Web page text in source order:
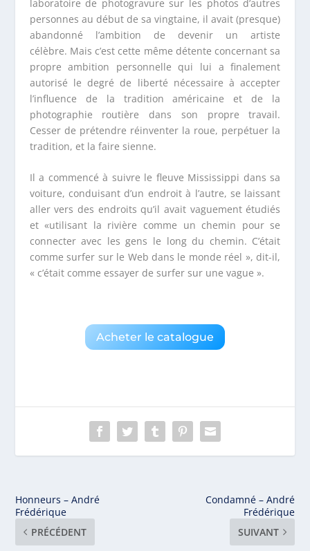
laboratoire de photogravure sur les photos d’autres
personnes au début de sa vingtaine, il avait (presque)
abandonné l’ambition de devenir un artiste
célèbre. Mais c’est cette même détente concernant sa
propre ambition personnelle qui lui a finalement
autorisé le degré de liberté nécessaire à accepter
l’influence de la tradition américaine et de la
photographie routière dans son propre travail.
Cesser de prétendre réinventer la roue, perpétuer la
tradition, et la faire sienne.
Il a commencé à suivre le fleuve Mississippi dans sa
voiture, conduisant d’un endroit à l’autre, se laissant
aller vers des endroits qu’il avait vaguement étudiés
et «utilisant la rivière comme un chemin pour se
connecter avec les gens le long du chemin. C’était
comme surfer sur le Web dans le monde réel », dit-il,
« c’était comme essayer de surfer sur une vague ».
Acheter le catalogue
Honneurs – André
Frédérique
PRÉCÉDENT
Condamné – André
Frédérique
SUIVANT